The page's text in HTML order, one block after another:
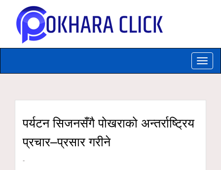
Toggle
पर्यटन सिजनसँगै पोखराको अन्तर्राष्ट्रिय
प्रचार–प्रसार गरीने
-